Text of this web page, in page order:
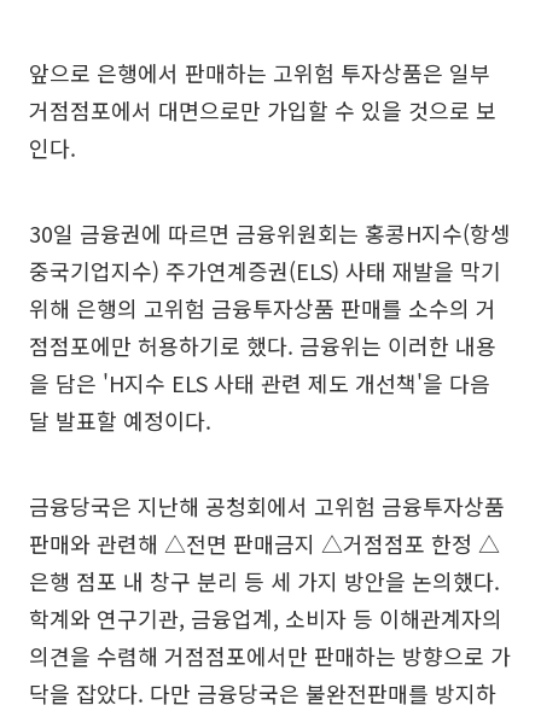
앞으로 은행에서 판매하는 고위험 투자상품은 일부
거점점포에서 대면으로만 가입할 수 있을 것으로 보
인다.
30일 금융권에 따르면 금융위원회는 홍콩H지수(항셍
중국기업지수) 주가연계증권(ELS) 사태 재발을 막기
위해 은행의 고위험 금융투자상품 판매를 소수의 거
점점포에만 허용하기로 했다. 금융위는 이러한 내용
을 담은 'H지수 ELS 사태 관련 제도 개선책'을 다음
달 발표할 예정이다.
금융당국은 지난해 공청회에서 고위험 금융투자상품
판매와 관련해 △전면 판매금지 △거점점포 한정 △
은행 점포 내 창구 분리 등 세 가지 방안을 논의했다.
학계와 연구기관, 금융업계, 소비자 등 이해관계자의
의견을 수렴해 거점점포에서만 판매하는 방향으로 가
닥을 잡았다. 다만 금융당국은 불완전판매를 방지하